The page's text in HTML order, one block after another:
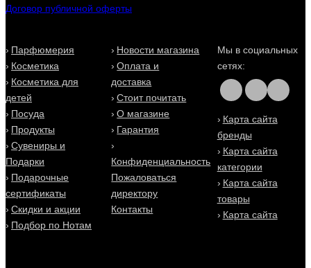
Договор публичной оферты
Парфюмерия
Косметика
Косметика для
детей
Посуда
Продукты
Сувениры и
Подарки
Подарочные
сертификаты
Скидки и акции
Подбор по Нотам
Новости магазина
Оплата и
доставка
Стоит почитать
О магазине
Гарантия
Конфиденциальность
Пожаловаться
директору
Контакты
Мы в социальных
сетях:
Карта сайта
бренды
Карта сайта
категории
Карта сайта
товары
Карта сайта